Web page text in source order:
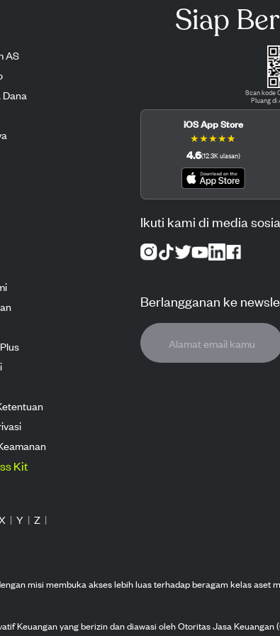
AS
Dana
Kit
Siap
Scan kode
Pluang di
iOS App Store
★★★★★
4.6(12.3Kulasan)
Ikuti kami di media
Berlangganan ke
| Y | Z |
misi membuka akses lebih luas terhadap beragam kelas aset
Keuangan yang berizin dan diawasi oleh Otoritas Jasa